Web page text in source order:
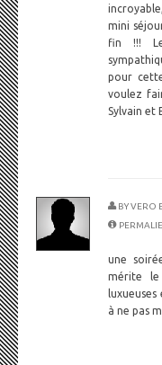
mini
fin !!!
pour
voulez
Sylvain et
BYVERO
une
mérite le
à ne pas